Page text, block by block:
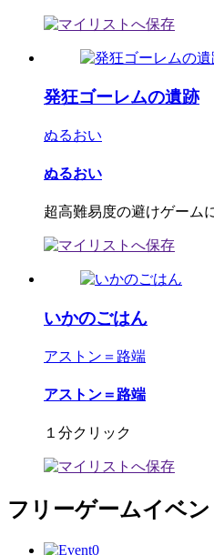
発狂ゴーレムの遺跡
ぬるおい
ぬるおい
超高難易度の避けゲーム
いかのごはん
アストン＝路端
アストン＝路端
１分クリック
フリーゲームイベン